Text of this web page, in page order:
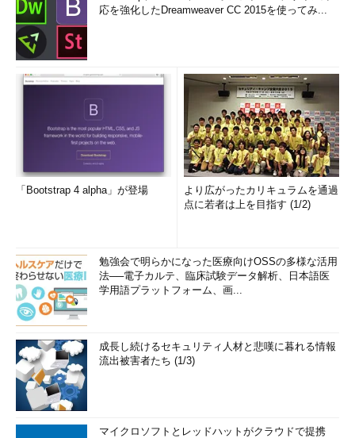
応を強化したDreamweaver CC 2015を使ってみ...
「Bootstrap 4 alpha」が登場
より広がったカリキュラムを通過
点に若者は上を目指す (1/2)
勉強会で明らかになった医療向けOSSの多様な活用
法──電子カルテ、臨床試験データ解析、日本語医
学用語プラットフォーム、画...
成長し続けるセキュリティ人材と悲嘆に暮れる情報
流出被害者たち (1/3)
マイクロソフトとレッドハットがクラウドで提携